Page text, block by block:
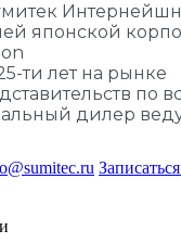
японской
ти лет на рынке
по
дилер